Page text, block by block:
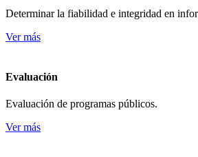
Determinar la fiabilidad e integridad en
Ver más
Evaluación
Evaluación de programas públicos.
Ver más